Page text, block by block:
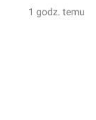
1 godz. temu